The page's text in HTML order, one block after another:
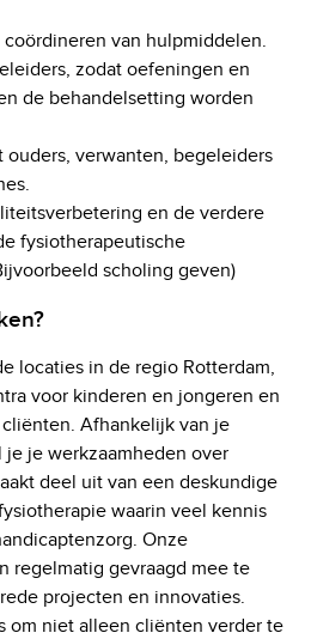
van hulpmiddelen.
zodat oefeningen en
de behandelsetting worden
ouders, verwanten, begeleiders
en de verdere
fysiotherapeutische
scholing geven)
locaties in de regio Rotterdam,
voor kinderen en jongeren en
Afhankelijk van je
je werkzaamheden over
deel uit van een deskundige
waarin veel kennis
Onze
regelmatig gevraagd mee te
projecten en innovaties.
om niet alleen cliënten verder te